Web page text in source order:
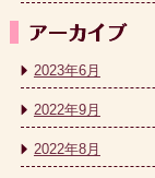
2023年6月
2022年9月
2022年8月